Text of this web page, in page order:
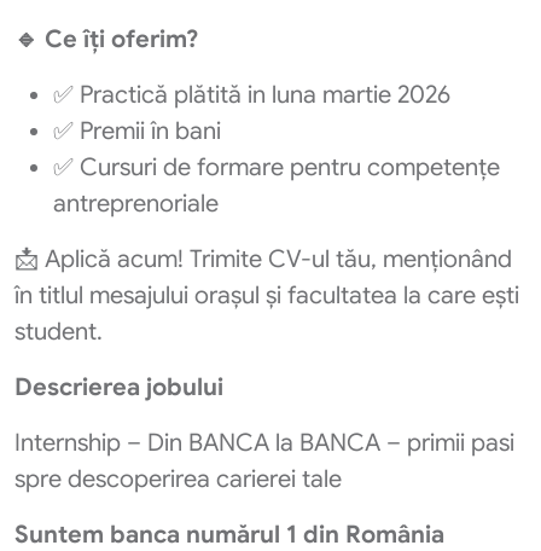
🔹 Ce îți oferim?
✅ Practică plătită in luna martie 2026
✅ Premii în bani
✅ Cursuri de formare pentru competențe
antreprenoriale
📩 Aplică acum! Trimite CV-ul tău, menționând
în titlul mesajului orașul și facultatea la care ești
student.
Descrierea jobului
Internship – Din BANCA la BANCA – primii pasi
spre descoperirea carierei tale
Suntem banca numărul 1 din România